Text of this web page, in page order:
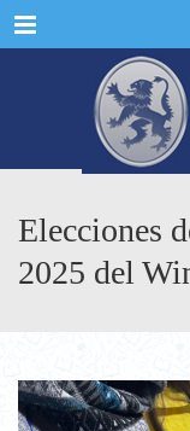
Menu
Elecciones
2025 del